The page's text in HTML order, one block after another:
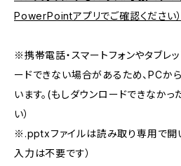
PowerPointアプリでご確認ください）
※携帯電話・スマートフォンやタブレ
ードできない場合があるため、PCか
います。(もしダウンロードできなか
い）
※.pptxファイルは読み取り専用で開い
入力は不要です）